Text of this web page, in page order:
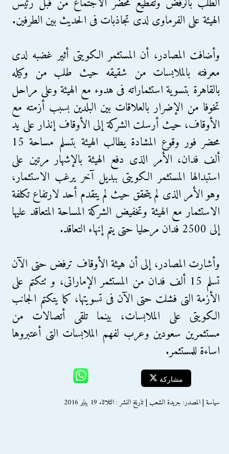
الهيئة على الفرماوى لدى تجاذبات فى الحديث بين الطرفين.
وأضافت المصادر، أن المستثمر الكويتى أثير غضبه لدى
معرفته بالملابسات من شقيقه حيث طلب من وكيله
بالقاهرة بتسوية استثماراته فى هدوء مع الهيئة وعلى مراحل
تخوفا من الإضرار بالعلاقات بين البلدين بسبب أزمته مع
الأوقاف، حيث أرسلت الشركة إلى الأوقاف إنذار على يد
محضر فور وقوع المشادة يطالب الهيئة بتسلم مساحة 15
ألف فدان، الأمر الذى دفع الهيئة بالإشهار مرتين على
استبدالها المستثمر الكويتى ببديل آخر يرغب الاستثمار،
وهو الأمر الذى لم يتحقق حيث لم يتقدم أحد لارتفاع تكلفة
الاستثمار مع الهيئة وتخفيض الشركة المساحة المتعاقد عليها
إلى 2500 فدان مرحليا حتى يتم إنهاء التعاقد.
وأشارت المصادر، إلى أن هيئة الأوقاف ترفض حتى الآن
تسلم 15 ألف فدان من المستثمر الإماراتى، و تتكتم على
الأزمة التى فشلت حتى الآن فى تسويتها، كما يتكتم الجانب
الكويتى على الملابسات، بينما تلقى أتصالات من
مستثمرين سعودين وعرب لفهم الملابسات التى أعتبروها
اساءة للمستثمر.
مشاركة
سياسة | المصدر: جريدة الشعب | تاريخ النشر : الثلاثاء 19 يناير 2016